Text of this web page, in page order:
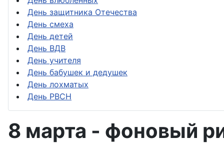
День защитника Отечества
День смеха
День детей
День ВДВ
День учителя
День бабушек и дедушек
День лохматых
День РВСН
8 марта - фоновый